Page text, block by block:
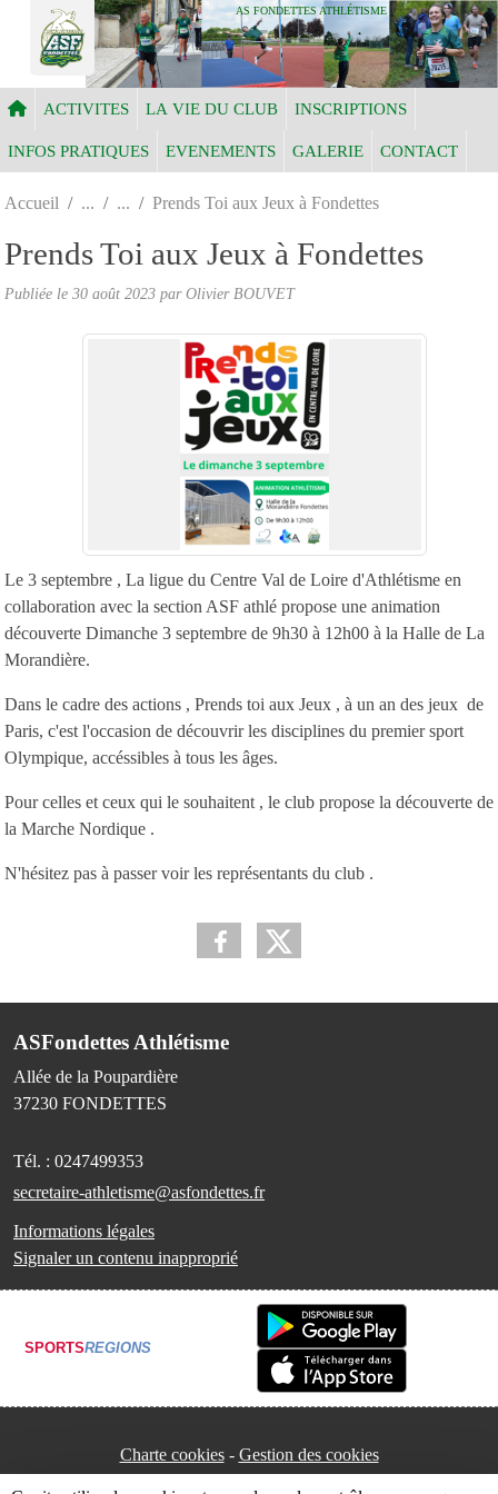
AS FONDETTES ATHLÉTISME
ACTIVITES LA VIE DU CLUB INSCRIPTIONS
INFOS PRATIQUES EVENEMENTS GALERIE CONTACT
Accueil Prends Toi aux Jeux à Fondettes
Prends Toi aux Jeux à Fondettes
Publiée le 30 août 2023 par Olivier BOUVET
Le 3 septembre , La ligue du Centre Val de Loire d'Athlétisme en
collaboration avec la section ASF athlé propose une animation
découverte Dimanche 3 septembre de 9h30 à 12h00 à la Halle de La
Morandière.
Dans le cadre des actions , Prends toi aux Jeux , à un an des jeux de
Paris, c'est l'occasion de découvrir les disciplines du premier sport
Olympique, accéssibles à tous les âges.
Pour celles et ceux qui le souhaitent , le club propose la découverte de
la Marche Nordique .
N'hésitez pas à passer voir les représentants du club .
ASFondettes Athlétisme
Allée de la Poupardière
37230 FONDETTES
Tél. : 0247499353
secretaire-athletisme@asfondettes.fr
Informations légales
Signaler un contenu inapproprié
SPORTSREGIONS
Charte cookies Gestion des cookies
Panneau de gestion des cookies